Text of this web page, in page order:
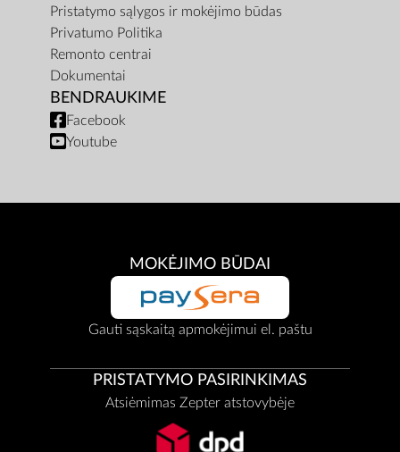
Pristatymo sąlygos ir mokėjimo būdas
Privatumo Politika
Remonto centrai
Dokumentai
BENDRAUKIME
Facebook
Youtube
MOKĖJIMO BŪDAI
Gauti sąskaitą apmokėjimui el. paštu
PRISTATYMO PASIRINKIMAS
Atsiėmimas Zepter atstovybėje